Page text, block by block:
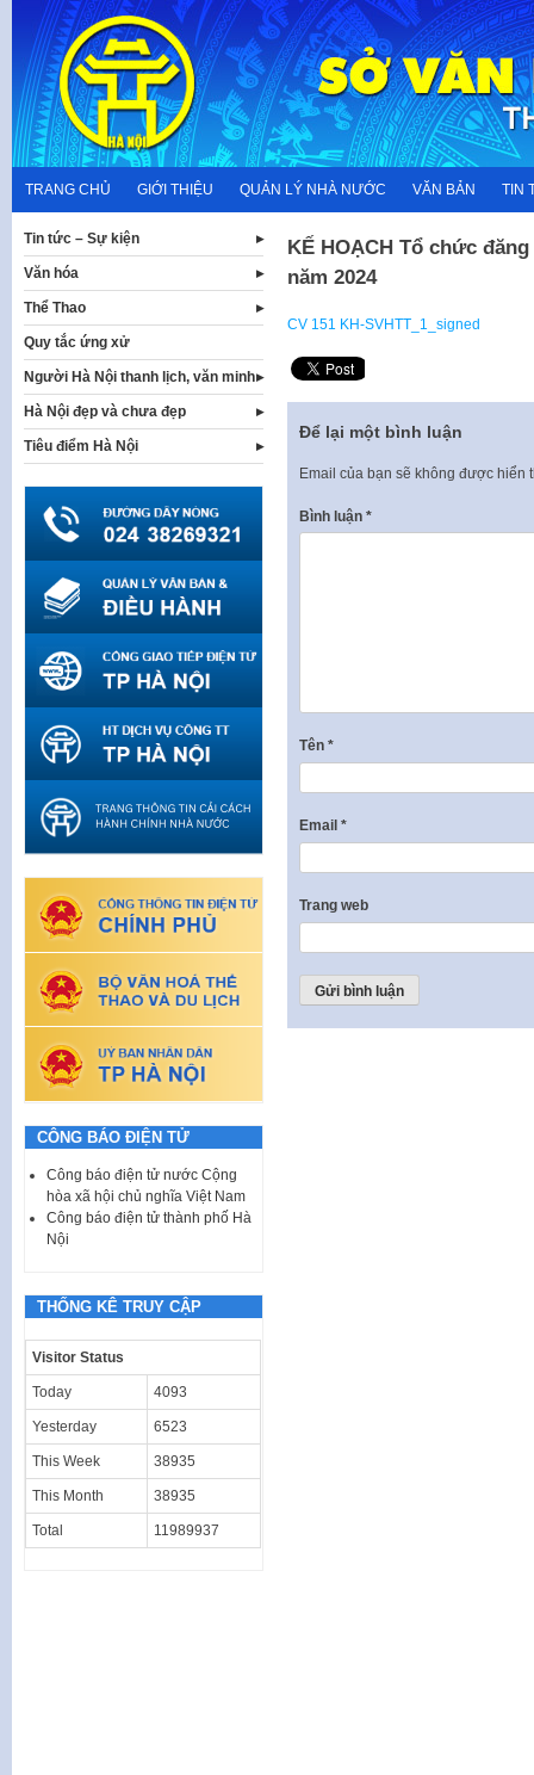
content
TRANG CHỦ GIỚI THIỆU QUẢN LÝ NHÀ NƯỚC VĂN BẢN TIN
KẾ HOẠCH Tổ chức
năm 2024
CV 151 KH-SVHTT_1_signed
Để lại một bình luận
Email của bạn sẽ không được hiển
Bình luận *
Tên *
Email *
Trang web
Tin tức – Sự kiện
Văn hóa
Thể Thao
Quy tắc ứng xử
Người Hà Nội thanh lịch, văn minh
Hà Nội đẹp và chưa đẹp
Tiêu điểm Hà Nội
CÔNG BÁO ĐIỆN TỬ
Công báo điện tử nước Cộng
hòa xã hội chủ nghĩa Việt Nam
Công báo điện tử thành phố Hà
Nội
THỐNG KÊ TRUY CẬP
Visitor Status
Today 4093
Yesterday 6523
This Week 38935
This Month 38935
Total 11989937